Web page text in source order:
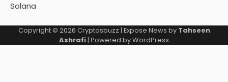
Solana
Copyright © 2026 Cryptosbuzz | Expose News by Tahseen
Ashrafi | Powered byWordPress